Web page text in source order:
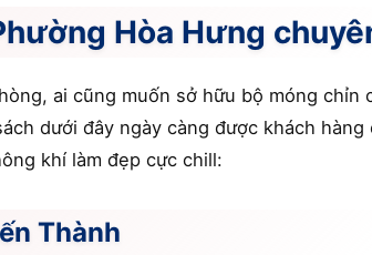
Hòa Hưng
ai cũng muốn sở hữu bộ móng
dưới đây ngày càng được khách
khí làm đẹp cực chill:
Thành